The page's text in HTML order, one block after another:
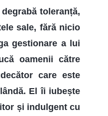
toleranță,
sale, fără nicio
gestionare a lui
oamenii către
care este
El îi iubește
și indulgent cu